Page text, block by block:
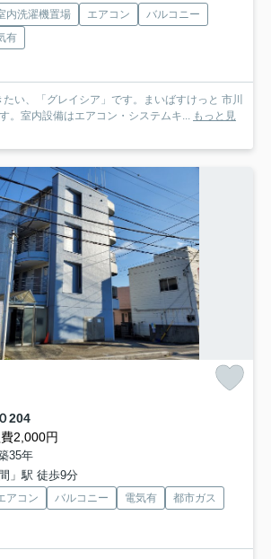
内洗濯機置場 エアコン
バルコニー
有
い、「グレイシア」です。まいばすけっと 市川
。室内設備はエアコン・システムキ... もっと見
204
2,000円
35年
」駅 徒歩9分
アコン バルコニー 電気有
都市ガス